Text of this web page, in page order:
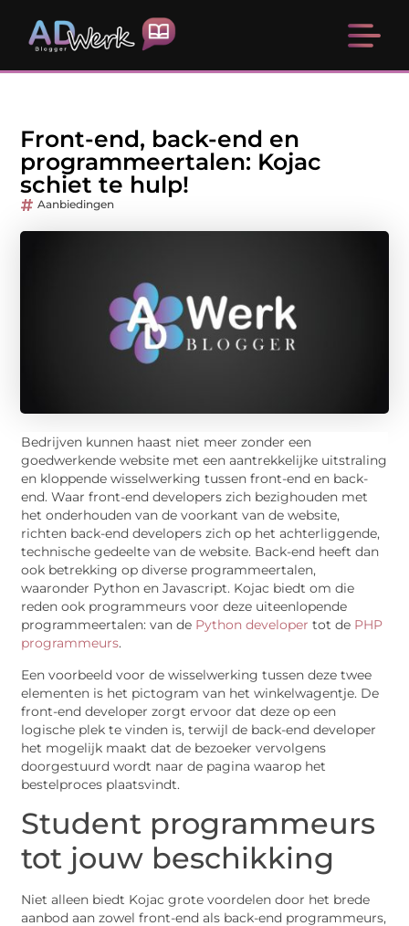
Front-end, back-end en
programmeertalen: Kojac
schiet te hulp!
Aanbiedingen
Bedrijven kunnen haast niet meer zonder een
goedwerkende website met een aantrekkelijke uitstraling
en kloppende wisselwerking tussen front-end en back-
end. Waar front-end developers zich bezighouden met
het onderhouden van de voorkant van de website,
richten back-end developers zich op het achterliggende,
technische gedeelte van de website. Back-end heeft dan
ook betrekking op diverse programmeertalen,
waaronder Python en Javascript. Kojac biedt om die
reden ook programmeurs voor deze uiteenlopende
programmeertalen: van de Python developer tot de PHP
programmeurs.
Een voorbeeld voor de wisselwerking tussen deze twee
elementen is het pictogram van het winkelwagentje. De
front-end developer zorgt ervoor dat deze op een
logische plek te vinden is, terwijl de back-end developer
het mogelijk maakt dat de bezoeker vervolgens
doorgestuurd wordt naar de pagina waarop het
bestelproces plaatsvindt.
Student programmeurs
tot jouw beschikking
Niet alleen biedt Kojac grote voordelen door het brede
aanbod aan zowel front-end als back-end programmeurs,